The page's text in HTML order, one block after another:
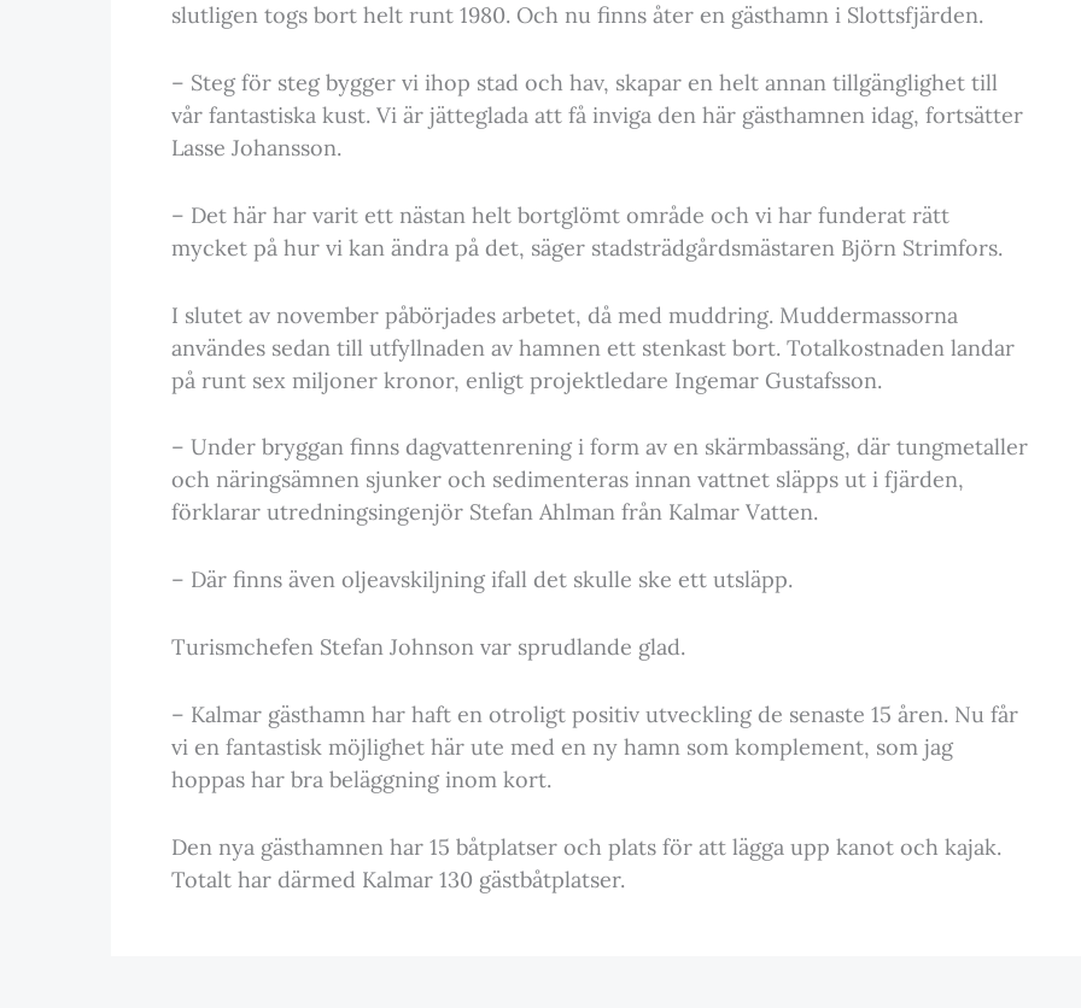
slutligen togs bort helt runt 1980. Och nu finns åter en gästhamn i Slottsfjärden.
– Steg för steg bygger vi ihop stad och hav, skapar en helt annan tillgänglighet till
vår fantastiska kust. Vi är jätteglada att få inviga den här gästhamnen idag, fortsätter
Lasse Johansson.
– Det här har varit ett nästan helt bortglömt område och vi har funderat rätt
mycket på hur vi kan ändra på det, säger stadsträdgårdsmästaren Björn Strimfors.
I slutet av november påbörjades arbetet, då med muddring. Muddermassorna
användes sedan till utfyllnaden av hamnen ett stenkast bort. Totalkostnaden landar
på runt sex miljoner kronor, enligt projektledare Ingemar Gustafsson.
– Under bryggan finns dagvattenrening i form av en skärmbassäng, där tungmetaller
och näringsämnen sjunker och sedimenteras innan vattnet släpps ut i fjärden,
förklarar utredningsingenjör Stefan Ahlman från Kalmar Vatten.
– Där finns även oljeavskiljning ifall det skulle ske ett utsläpp.
Turismchefen Stefan Johnson var sprudlande glad.
– Kalmar gästhamn har haft en otroligt positiv utveckling de senaste 15 åren. Nu får
vi en fantastisk möjlighet här ute med en ny hamn som komplement, som jag
hoppas har bra beläggning inom kort.
Den nya gästhamnen har 15 båtplatser och plats för att lägga upp kanot och kajak.
Totalt har därmed Kalmar 130 gästbåtplatser.